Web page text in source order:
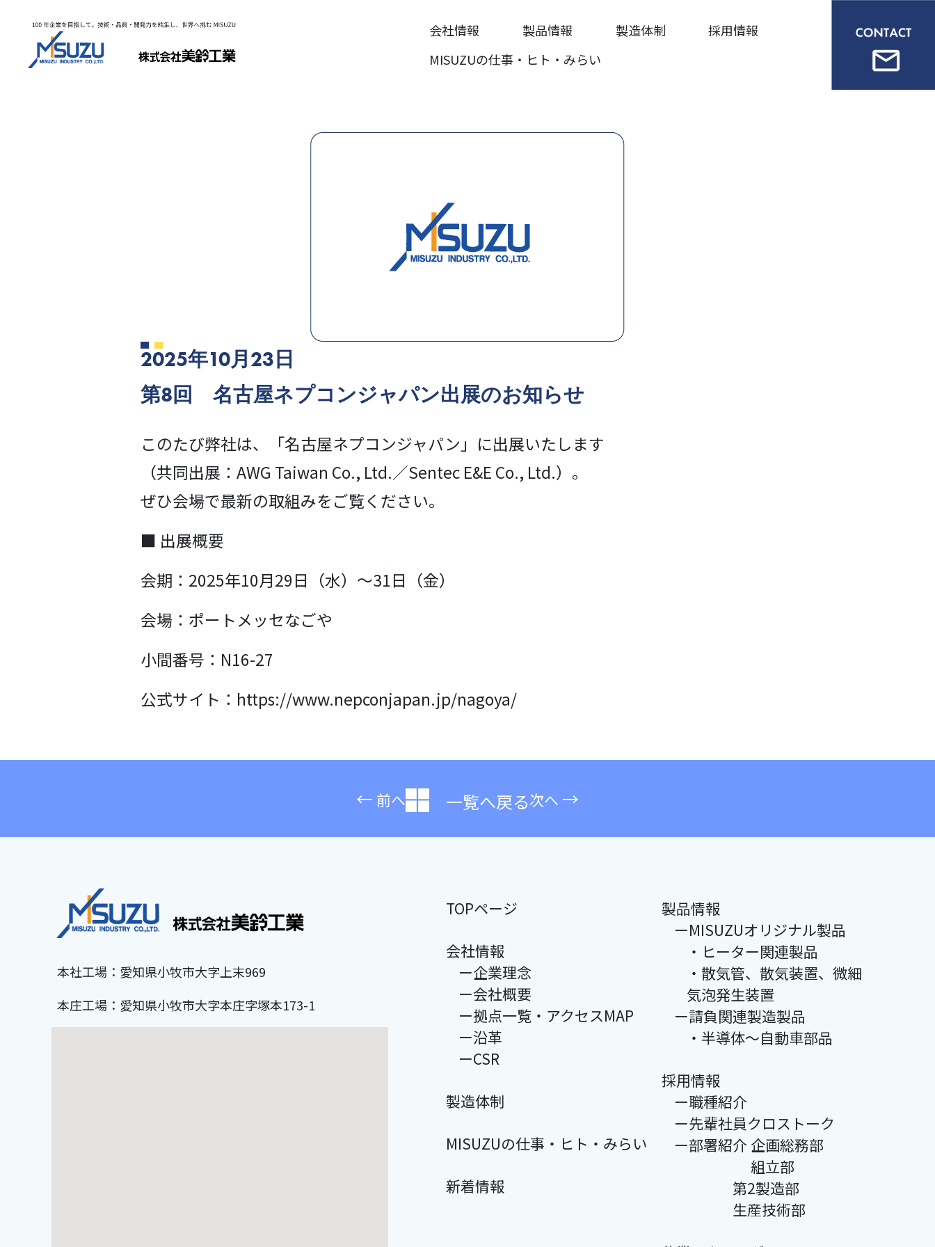
会社情報 製品情報 製造体制
採用情報
MISUZUの仕事・ヒト・みらい
2025年10月23日
第8回 名古屋ネプコンジャパン出展のお知らせ
このたび弊社は、「名古屋ネプコンジャパン」に出展いたします
（共同出展：AWG Taiwan Co., Ltd.／Sentec E&E Co., Ltd.）。
ぜひ会場で最新の取組みをご覧ください。
■ 出展概要
会期：2025年10月29日（水）〜31日（金）
会場：ポートメッセなごや
小間番号：N16-27
公式サイト： https://www.nepconjapan.jp/nagoya/
← 前へ 一覧へ戻る次へ →
本社工場：愛知県小牧市大字上末969
本庄工場：愛知県小牧市大字本庄字塚本173-1
TOPページ
会社情報
ー企業理念
ー会社概要
ー拠点一覧・アクセスMAP
ー沿革
ーCSR
製造体制
MISUZUの仕事・ヒト・みらい
新着情報
製品情報
ーMISUZUオリジナル製品
・ヒーター関連製品
・散気管、散気装置、微細
気泡発生装置
ー請負関連製造製品
・半導体～自動車部品
採用情報
ー職種紹介
ー先輩社員クロストーク
ー部署紹介 企画総務部
組立部
第2製造部
生産技術部